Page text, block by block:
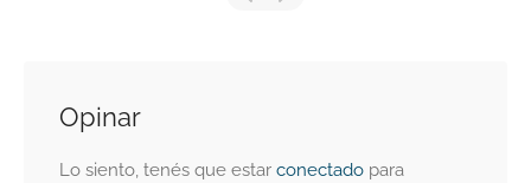
Opinar
Lo siento, tenés que estar conectado para